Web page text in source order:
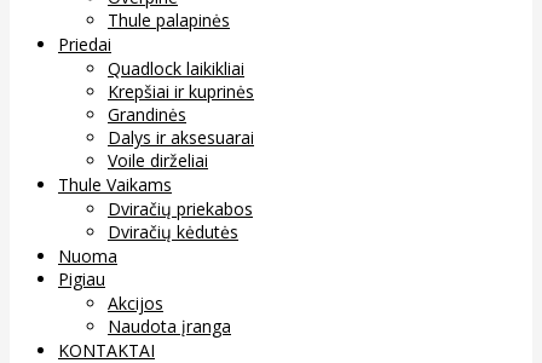
Thule palapinės
Priedai
Quadlock laikikliai
Krepšiai ir kuprinės
Grandinės
Dalys ir aksesuarai
Voile dirželiai
Thule Vaikams
Dviračių priekabos
Dviračių kėdutės
Nuoma
Pigiau
Akcijos
Naudota įranga
KONTAKTAI